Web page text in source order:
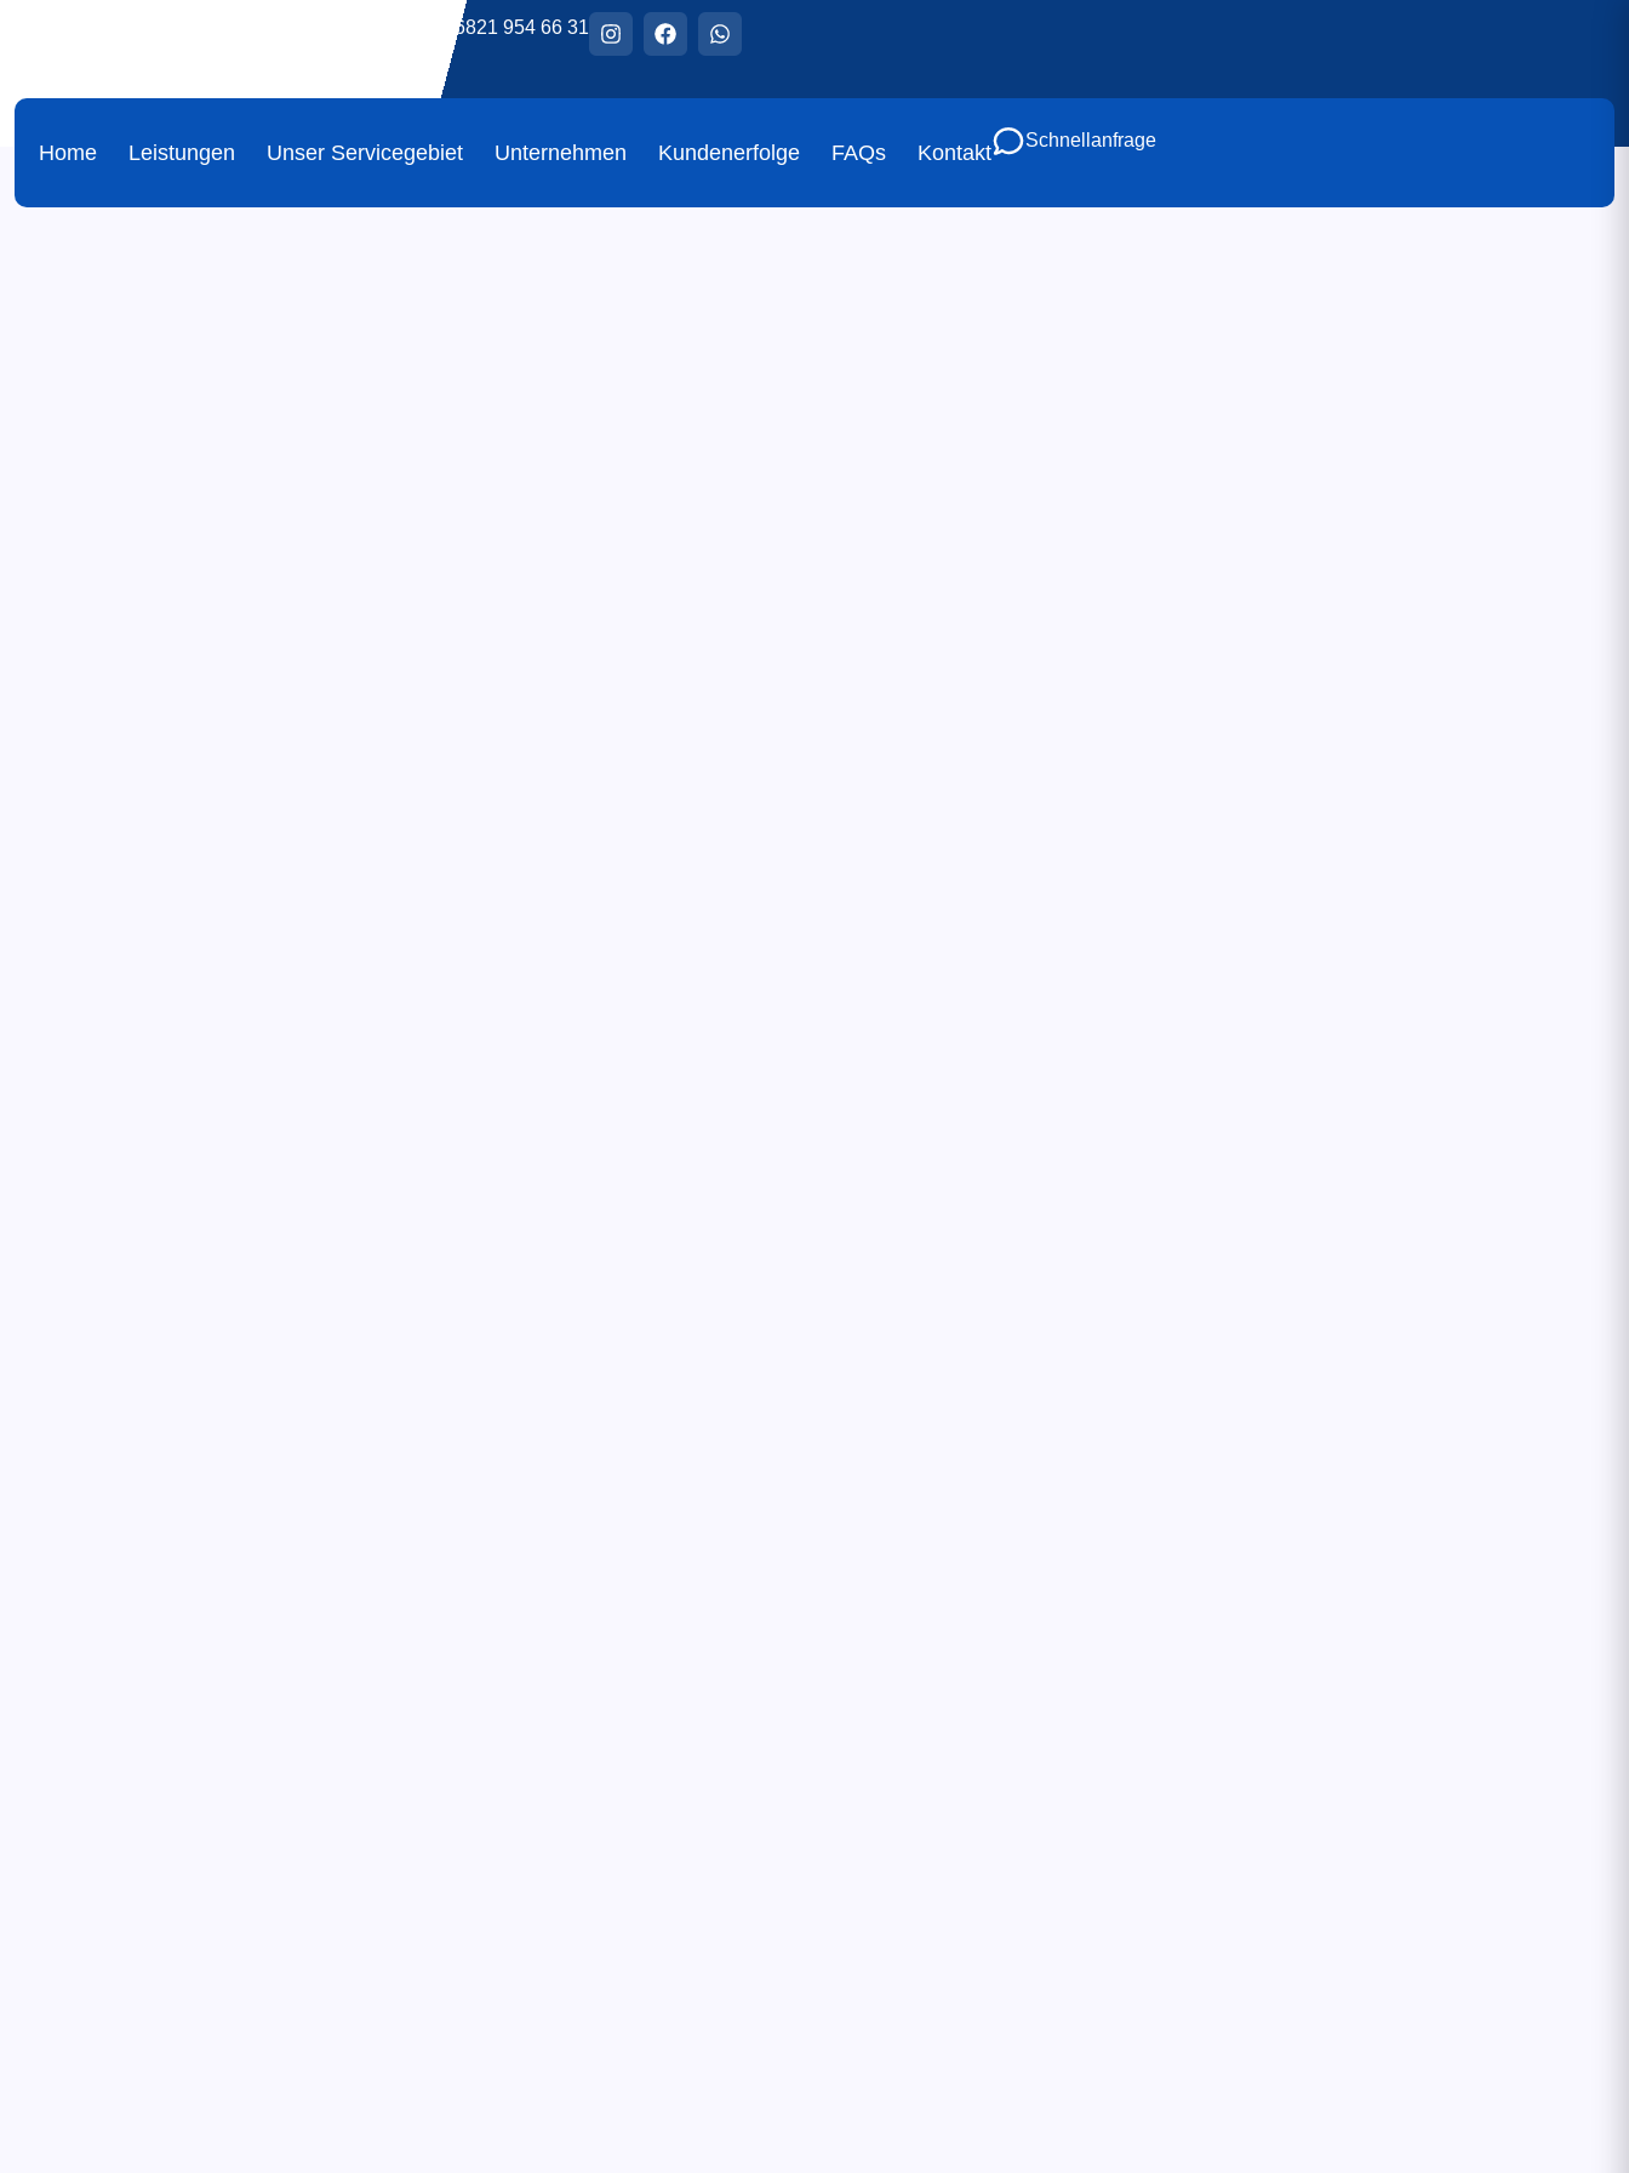
06821 954 66 31
Home Leistungen Unser Servicegebiet Unternehmen Kundenerfolge FAQs Kontakt
Schnellanfrage